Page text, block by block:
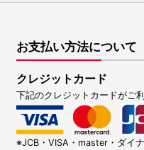
お支払い方法について
クレジットカード
下記のクレジットカードがご
※JCB・VISA・master・ダイ